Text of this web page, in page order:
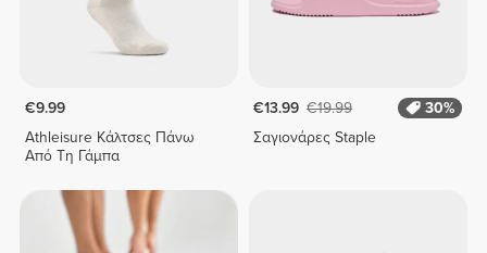
€9.99
Athleisure Κάλτσες Πάνω
Από Τη Γάμπα
€13.99 €19.99
30%
Σαγιονάρες Staple